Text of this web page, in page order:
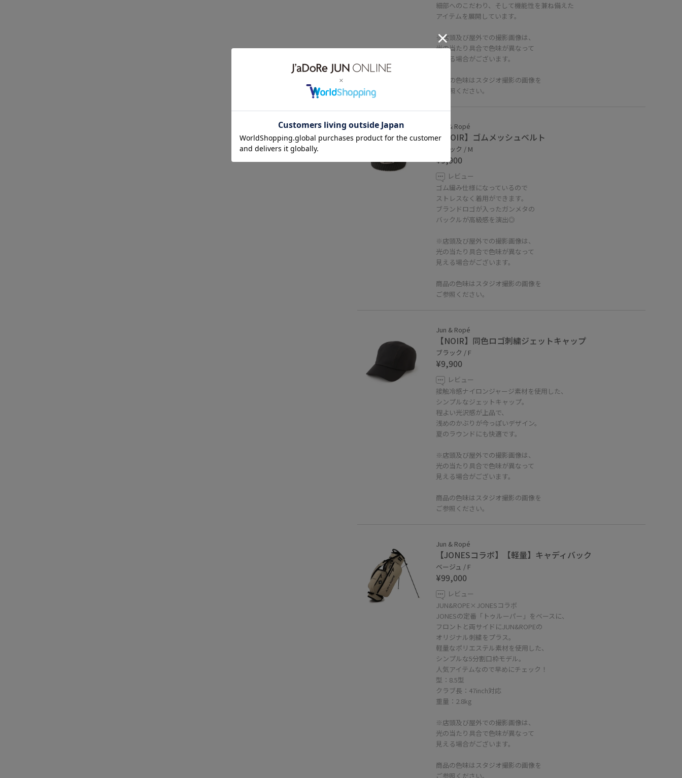
細部へのこだわり、そして機能性を兼ね備えた
アイテムを展開しています。
※店頭及び屋外での撮影画像は、
光の当たり具合で色味が異なって
見える場合がございます。
商品の色味はスタジオ撮影の画像を
ご参照ください。
Jun & Ropé
【NOIR】ゴムメッシュベルト
ブラック / M
¥9,900
レビュー
ゴム編み仕様になっているので
ストレスなく着用ができます。
ブランドロゴが入ったガンメタの
バックルが高級感を演出◎
※店頭及び屋外での撮影画像は、
光の当たり具合で色味が異なって
見える場合がございます。
商品の色味はスタジオ撮影の画像を
ご参照ください。
Jun & Ropé
【NOIR】同色ロゴ刺繍ジェットキャップ
ブラック / F
¥9,900
レビュー
接触冷感ナイロンジャージ素材を使用した、
シンプルなジェットキャップ。
程よい光沢感が上品で、
浅めのかぶりが今っぽいデザイン。
夏のラウンドにも快適です。
※店頭及び屋外での撮影画像は、
光の当たり具合で色味が異なって
見える場合がございます。
商品の色味はスタジオ撮影の画像を
ご参照ください。
Jun & Ropé
【JONESコラボ】【軽量】キャディバック
ベージュ / F
¥99,000
レビュー
JUN&ROPE×JONESコラボ
JONESの定番「トゥルーパー」をベースに、
フロントと両サイドにJUN&ROPEの
オリジナル刺繍をプラス。
軽量なポリエステル素材を使用した、
シンプルな5分割口枠モデル。
人気アイテムなので早めにチェック！
型：8.5型
クラブ長：47inch対応
重量：2.8kg
※店頭及び屋外での撮影画像は、
光の当たり具合で色味が異なって
見える場合がございます。
商品の色味はスタジオ撮影の画像を
ご参照ください。